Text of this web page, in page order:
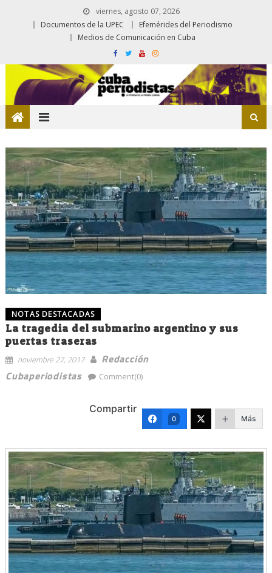
viernes, agosto 07, 2026
Documentos de la UPEC
Efemérides del Periodismo
Medios de Comunicación en Cuba
NOTAS DESTACADAS
La tragedia del submarino argentino y sus
puertas traseras
noviembre 27, 2017
Redacción
Cubaperiodistas
Comment(0)
Compartir
0 Más